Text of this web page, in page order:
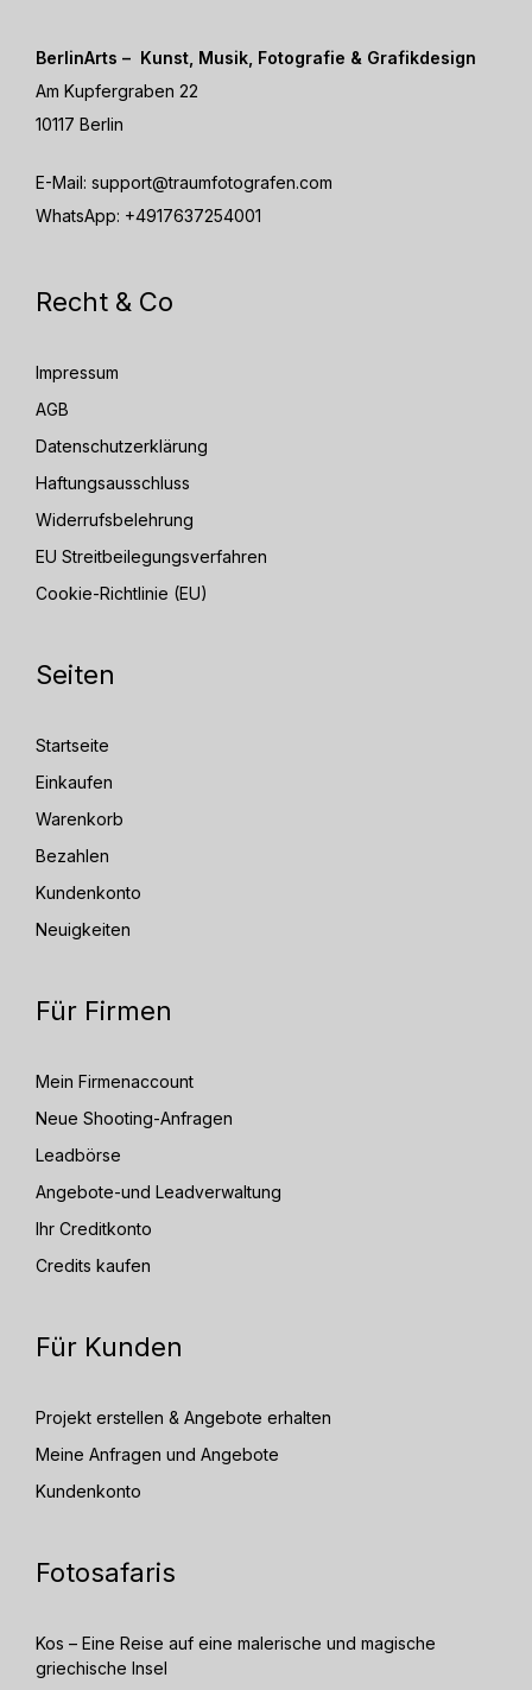
BerlinArts – Kunst, Musik, Fotografie & Grafikdesign
Am Kupfergraben 22
10117 Berlin
E-Mail: support@traumfotografen.com
WhatsApp: +4917637254001
Recht & Co
Impressum
AGB
Datenschutzerklärung
Haftungsausschluss
Widerrufsbelehrung
EU Streitbeilegungsverfahren
Cookie-Richtlinie (EU)
Seiten
Startseite
Einkaufen
Warenkorb
Bezahlen
Kundenkonto
Neuigkeiten
Für Firmen
Mein Firmenaccount
Neue Shooting-Anfragen
Leadbörse
Angebote-und Leadverwaltung
Ihr Creditkonto
Credits kaufen
Für Kunden
Projekt erstellen & Angebote erhalten
Meine Anfragen und Angebote
Kundenkonto
Fotosafaris
Kos – Eine Reise auf eine malerische und magische
griechische Insel